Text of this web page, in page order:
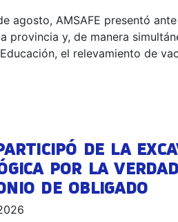
agosto, AMSAFE presentó
provincia y, de manera
el relevamiento de
DE LA
POR LA
DE OBLIGADO